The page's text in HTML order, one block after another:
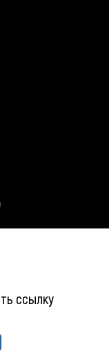
ссылку